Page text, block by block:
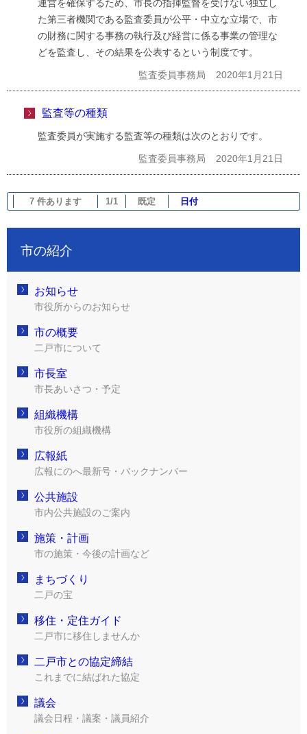
運営を確保するため、市長の指揮監督を受けない独立し
た第三者機関である監査委員が公平・中立な立場で、市
の財務に関する事務の執行及び経営に係る事業の管理な
どを監査し、その結果を公表するという制度です。
監査委員事務局 2020年1月21日
監査等の種類
監査委員が実施する監査等の種類は次のとおりです。
監査委員事務局 2020年1月21日
7 件あります 1/1 既定 日付
市の紹介
お知らせ
市役所からのお知らせ
市の概要
二戸市について
市長室
市長あいさつ・予定
組織機構
市役所の組織機構
広報紙
広報にのへ最新号・バックナンバー
公共施設
市内公共施設のご案内
施策・計画
市の施策・今後の計画など
まちづくり
二戸の宝
移住・定住ガイド
二戸市に移住しませんか
二戸市との協定締結
これまでに結ばれた協定
議会
議会日程・議案・議員紹介